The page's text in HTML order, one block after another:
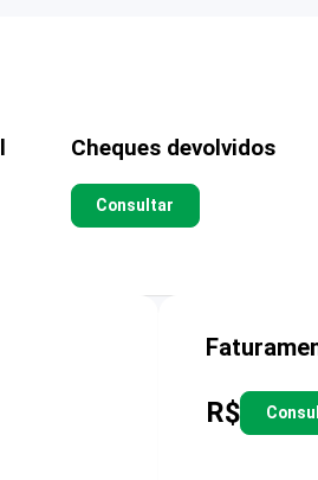
Cheques devolvidos
Consultar
R$